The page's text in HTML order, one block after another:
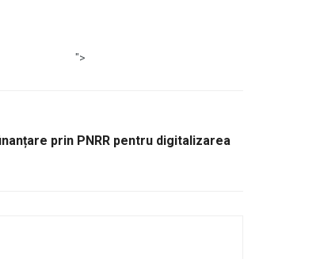
">
prin PNRR pentru digitalizarea